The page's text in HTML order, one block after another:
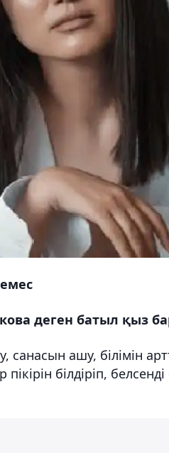
деген батыл қыз
санасын ашу, білімін
пікірін білдіріп,